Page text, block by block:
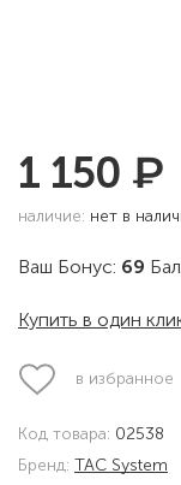
1 150 ₽
наличие: нет в
Ваш Бонус: 69
Купить в один
в избранное
Код товара: 02538
Бренд: TAC System